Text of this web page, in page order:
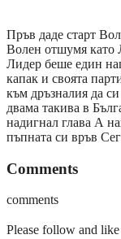
Пръв даде старт
Волен отшумя като
Лидер беше един
капак и своята
към дръзналия да
двама такива в
надигнал глава А
пъпната си връв
Comments
comments
Please follow and like